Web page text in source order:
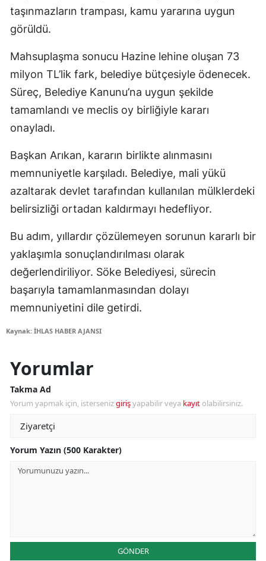
taşınmazların trampası, kamu yararına uygun
görüldü.
Mahsuplaşma sonucu Hazine lehine oluşan 73
milyon TL’lik fark, belediye bütçesiyle ödenecek.
Süreç, Belediye Kanunu’na uygun şekilde
tamamlandı ve meclis oy birliğiyle kararı
onayladı.
Başkan Arıkan, kararın birlikte alınmasını
memnuniyetle karşıladı. Belediye, mali yükü
azaltarak devlet tarafından kullanılan mülklerdeki
belirsizliği ortadan kaldırmayı hedefliyor.
Bu adım, yıllardır çözülemeyen sorunun kararlı bir
yaklaşımla sonuçlandırılması olarak
değerlendiriliyor. Söke Belediyesi, sürecin
başarıyla tamamlanmasından dolayı
memnuniyetini dile getirdi.
Kaynak: İHLAS HABER AJANSI
Yorumlar
Takma Ad
Yorum yapmak için, istersenizgirişyapabilir veya kayıt olabilirsiniz.
Yorum Yazın (500 Karakter)
GÖNDER